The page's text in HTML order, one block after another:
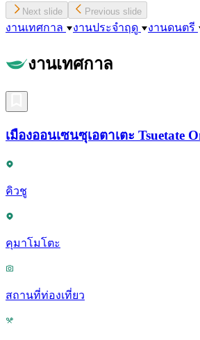
Next slide Previous slide
งานเทศกาล งานประจำฤดู งานดนตรี
งานเทศกาล
เมืองออนเซนซุเอตาเตะ Tsuetate
คิวชู
คุมาโมโตะ
สถานที่ท่องเที่ยว